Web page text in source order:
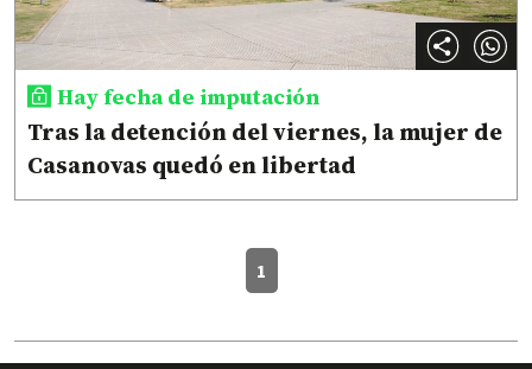
Hay fecha de imputación
Tras la detención del viernes, la mujer de
Casanovas quedó en libertad
1